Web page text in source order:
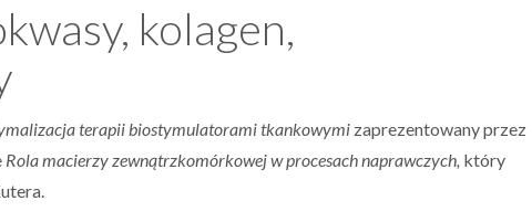
kolagen,
terapii biostymulatorami tkankowymi zaprezentowany przez
Rola macierzy zewnątrzkomórkowej w procesach naprawczych, który